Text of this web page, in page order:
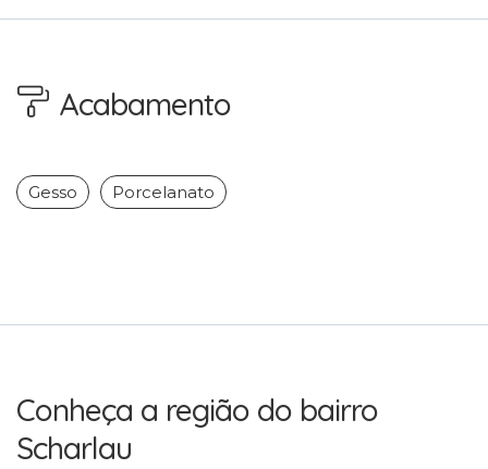
Acabamento
Gesso Porcelanato
Conheça a região do bairro
Scharlau